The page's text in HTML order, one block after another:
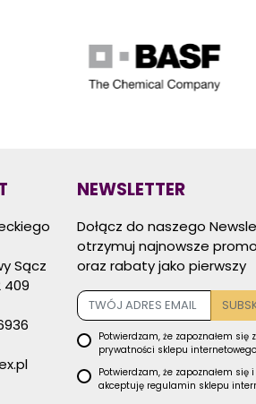
Sącz
409
NEWSLETTER
Dołącz do naszego
otrzymuj najnowsze
oraz rabaty jako pierwszy
Potwierdzam, że zapoznałem się z
prywatności sklepu
Potwierdzam, że zapoznałem się i
akceptuję regulamin sklepu